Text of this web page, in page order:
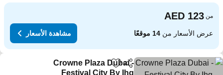
من
عرض الأسعار من14 موقعًا مشاهدة الأسعار
مشاركةAdd to favorites
Crowne Plaza Dubai -
Festival City By Ihg